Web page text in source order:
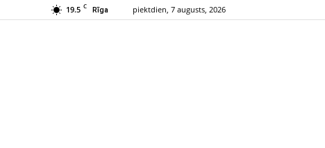
19.5 C Rīga piektdien, 7 augusts, 2026